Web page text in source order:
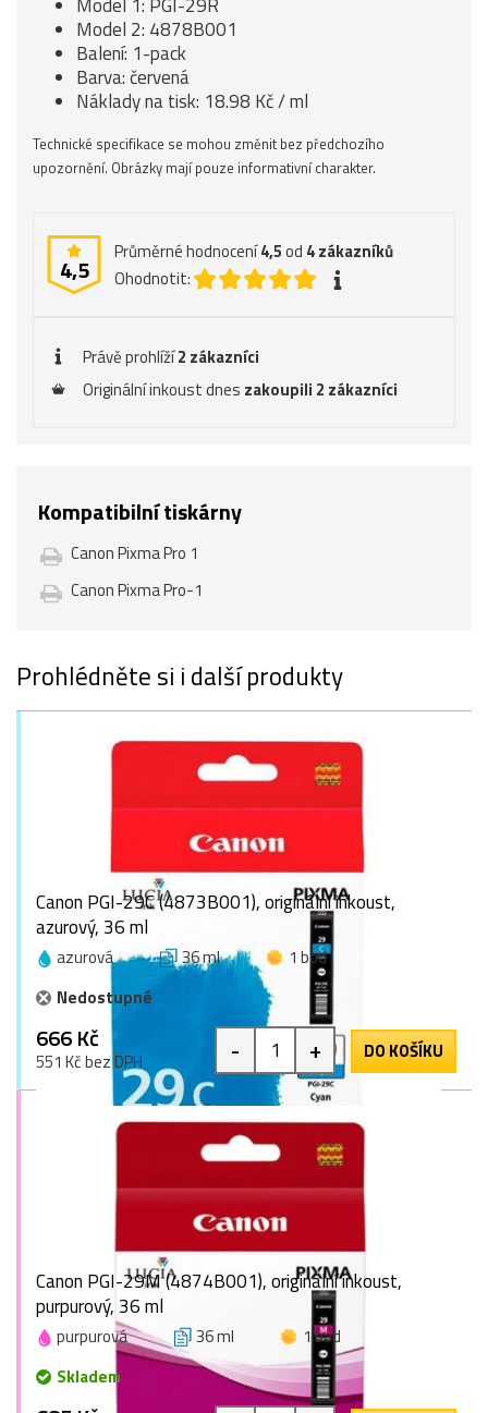
Model 2: 4878B001
Balení: 1-pack
Barva: červená
Náklady na tisk: 18.98 Kč / ml
Technické specifikace se mohou změnit bez předchozího
upozornění. Obrázky mají pouze informativní charakter.
4,5
Průměrné hodnocení4,5od 4zákazníků
Ohodnotit:
Právě prohlíží2 zákazníci
Originální inkoust dnes zakoupili 2 zákazníci
Kompatibilní tiskárny
Canon Pixma Pro 1
Canon Pixma Pro-1
Prohlédněte si i další produkty
Canon PGI-29C (4873B001), originální inkoust,
azurový, 36 ml
azurová 36 ml
1 bod
Nedostupné
666 Kč
551 Kč bez DPH - + DO KOŠÍKU
Canon PGI-29M (4874B001), originální inkoust,
purpurový, 36 ml
purpurová 36 ml
1 bod
Skladem